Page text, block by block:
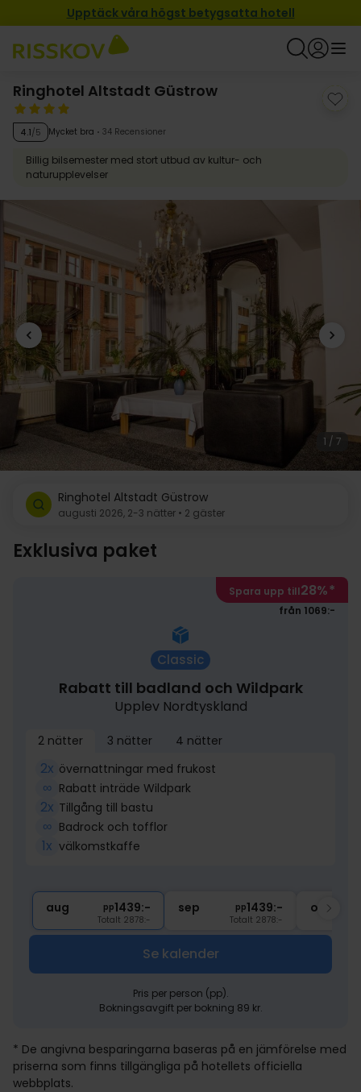
Upptäck våra högst betygsatta hotell
Ringhotel Altstadt Güstrow
4.1/5 Mycket bra 34 Recensioner
Billig bilsemester med stort utbud av kultur- och
naturupplevelser
1 / 7
Ringhotel Altstadt Güstrow
augusti 2026, 2-3 nätter • 2 gäster
Exklusiva paket
Spara upp till28%*
från 1069:-
Classic
Rabatt till badland och Wildpark
Upplev Nordtyskland
2 nätter 3 nätter 4 nätter
2x övernattningar med frukost
∞ Rabatt inträde Wildpark
2x Tillgång till bastu
∞ Badrock och tofflor
1x välkomstkaffe
aug pp1439:-
Totalt 2878:-
sep pp1439:-
Totalt 2878:-
okt
Se kalender
Pris per person (pp).
Bokningsavgift per bokning 89 kr.
* De angivna besparingarna baseras på en jämförelse med
priserna som finns tillgängliga på hotellets officiella
webbplats.